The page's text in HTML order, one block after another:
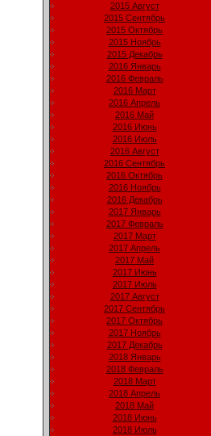
2015 Август
2015 Сентябрь
2015 Октябрь
2015 Ноябрь
2015 Декабрь
2016 Январь
2016 Февраль
2016 Март
2016 Апрель
2016 Май
2016 Июнь
2016 Июль
2016 Август
2016 Сентябрь
2016 Октябрь
2016 Ноябрь
2016 Декабрь
2017 Январь
2017 Февраль
2017 Март
2017 Апрель
2017 Май
2017 Июнь
2017 Июль
2017 Август
2017 Сентябрь
2017 Октябрь
2017 Ноябрь
2017 Декабрь
2018 Январь
2018 Февраль
2018 Март
2018 Апрель
2018 Май
2018 Июнь
2018 Июль